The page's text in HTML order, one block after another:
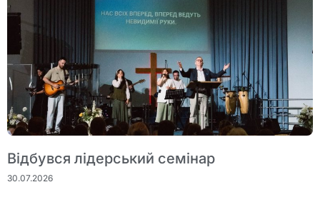
Відбувся лідерський семінар
30.07.2026